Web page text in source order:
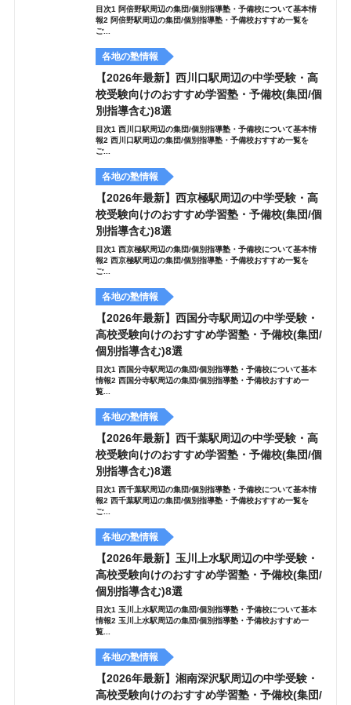
目次1 阿倍野駅周辺の集団/個別指導塾・予備校について基本情
報2 阿倍野駅周辺の集団/個別指導塾・予備校おすすめ一覧を
ご...
各地の塾情報
【2026年最新】西川口駅周辺の中学受験・高
校受験向けのおすすめ学習塾・予備校(集団/個
別指導含む)8選
目次1 西川口駅周辺の集団/個別指導塾・予備校について基本情
報2 西川口駅周辺の集団/個別指導塾・予備校おすすめ一覧を
ご...
各地の塾情報
【2026年最新】西京極駅周辺の中学受験・高
校受験向けのおすすめ学習塾・予備校(集団/個
別指導含む)8選
目次1 西京極駅周辺の集団/個別指導塾・予備校について基本情
報2 西京極駅周辺の集団/個別指導塾・予備校おすすめ一覧を
ご...
各地の塾情報
【2026年最新】西国分寺駅周辺の中学受験・
高校受験向けのおすすめ学習塾・予備校(集団/
個別指導含む)8選
目次1 西国分寺駅周辺の集団/個別指導塾・予備校について基本
情報2 西国分寺駅周辺の集団/個別指導塾・予備校おすすめ一
覧...
各地の塾情報
【2026年最新】西千葉駅周辺の中学受験・高
校受験向けのおすすめ学習塾・予備校(集団/個
別指導含む)8選
目次1 西千葉駅周辺の集団/個別指導塾・予備校について基本情
報2 西千葉駅周辺の集団/個別指導塾・予備校おすすめ一覧を
ご...
各地の塾情報
【2026年最新】玉川上水駅周辺の中学受験・
高校受験向けのおすすめ学習塾・予備校(集団/
個別指導含む)8選
目次1 玉川上水駅周辺の集団/個別指導塾・予備校について基本
情報2 玉川上水駅周辺の集団/個別指導塾・予備校おすすめ一
覧...
各地の塾情報
【2026年最新】湘南深沢駅周辺の中学受験・
高校受験向けのおすすめ学習塾・予備校(集団/